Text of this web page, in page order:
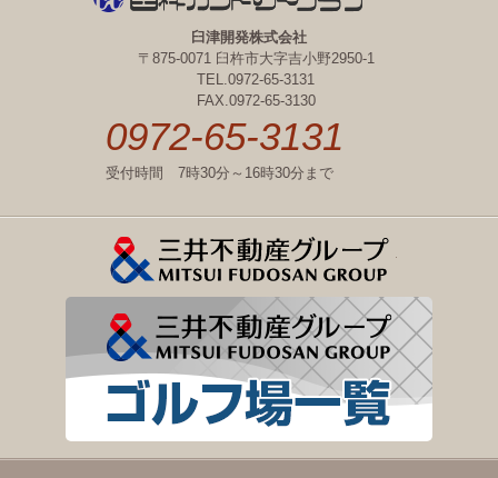
臼津開発株式会社
〒875-0071 臼杵市大字吉小野2950-1
TEL.0972-65-3131
FAX.0972-65-3130
0972-65-3131
受付時間 7時30分～16時30分まで